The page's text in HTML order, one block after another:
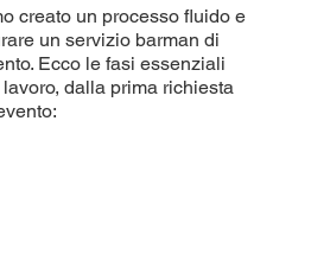
creato un processo fluido e
un servizio barman di
Ecco le fasi essenziali
dalla prima richiesta